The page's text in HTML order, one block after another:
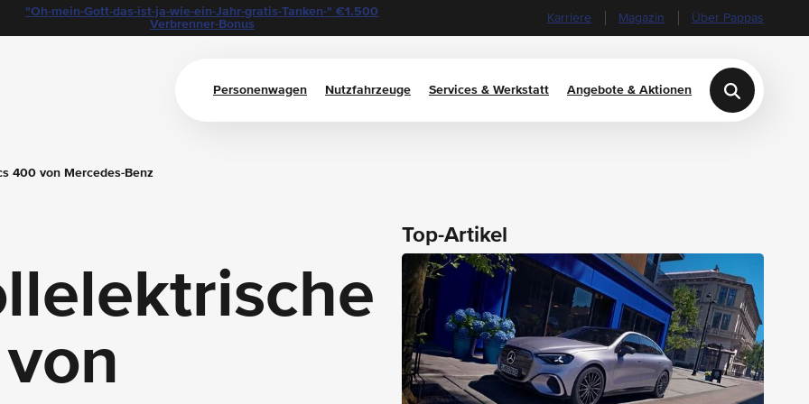
Betreuung
"Oh-mein-Gott-das-ist-ja-wie-ein-Jahr-gratis-Tanken-" €1.500
Verbrenner-Bonus
Karriere Magazin Über Pappas
Personenwagen Nutzfahrzeuge Services & Werkstatt Angebote & Aktionen
400 von Mercedes-Benz
Top-Artikel